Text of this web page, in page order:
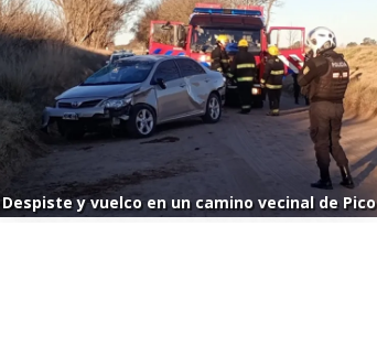
Despiste y vuelco en un camino vecinal de Pico